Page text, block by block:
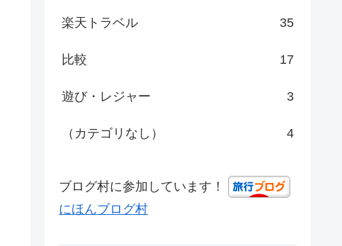
楽天トラベル 35
比較 17
遊び・レジャー 3
（カテゴリなし） 4
ブログ村に参加しています！
にほんブログ村